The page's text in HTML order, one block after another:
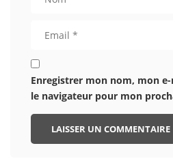
Enregistrer mon nom, mon
le navigateur pour mon